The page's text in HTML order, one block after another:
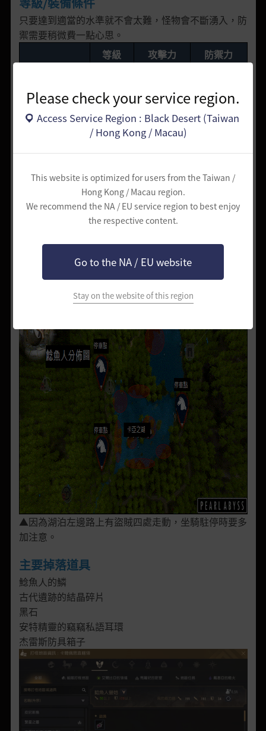
Please check your service region.
Access Service Region : Black Desert (Taiwan
/ Hong Kong / Macau)
This website is optimized for users from the Taiwan /
Hong Kong / Macau region.
We recommend the NA / EU service region to best enjoy
the respective content.
Go to the NA / EU website
Stay on the website of this region
只要達到適當的水準就不會太難，怪物會不斷湧入，防
禦需要稍微費一點心思。
等級
攻擊力
防禦力
適當條件
49Lv 70 120~
1. 注意事項
40級後以達成50級為目標時，這裡是能最快升級的狩
不過，偶爾出現的兇殘的（菁英怪）肥胖的鯰魚人不僅
耐打、攻擊力也很強，千萬別掉以輕心。
湖泊外圍聚集了大量的怪物，那個地方可以說就是主要
的區域。
▲因為湖泊左邊路上有盜賊四處走動，坐騎駐停時要多
加注意。
主要掉落道具
鯰魚人的鱗
古代遺跡的結晶碎片
黑石
安特精靈的竊竊私語耳環
杰雷斯防具箱子